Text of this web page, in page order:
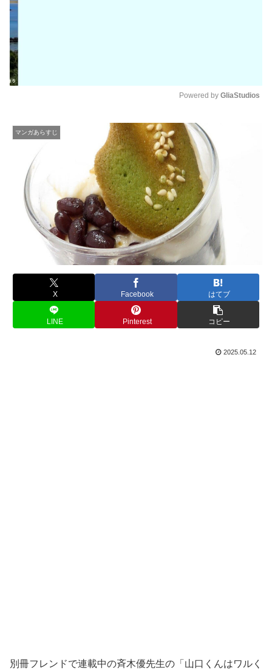
Powered by GliaStudios
マンガあらすじ
X Facebook はてブ
LINE Pinterest コピー
2025.05.12
別冊フレンドで連載中の斉木優先生の「山口くんはワルく